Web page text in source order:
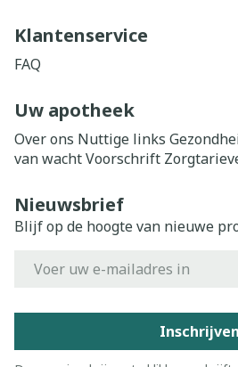
Klantenservice
FAQ
Uw apotheek
Over ons Nuttige links
van wachtVoorschrift
Nieuwsbrief
Blijf op de hoogte van nieuwe
Inschrijven